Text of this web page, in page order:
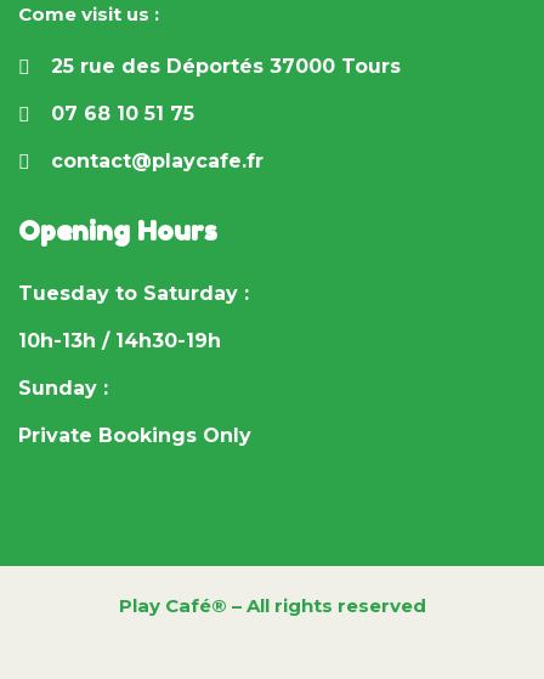
Come visit us :
25 rue des Déportés 37000 Tours
07 68 10 51 75
contact@playcafe.fr
Opening Hours
Tuesday to Saturday :
10h-13h / 14h30-19h
Sunday :
Private Bookings Only
Play Café® – All rights reserved